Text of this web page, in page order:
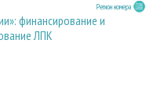
Регион номера
финансирование и
ЛПК